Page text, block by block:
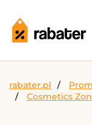
rabater.pl
Cosmetics